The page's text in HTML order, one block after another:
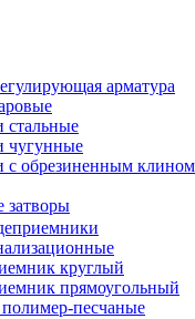
арматура
стальные
чугунные
с обрезиненным клином
затворы
круглый
прямоугольный
песчаные